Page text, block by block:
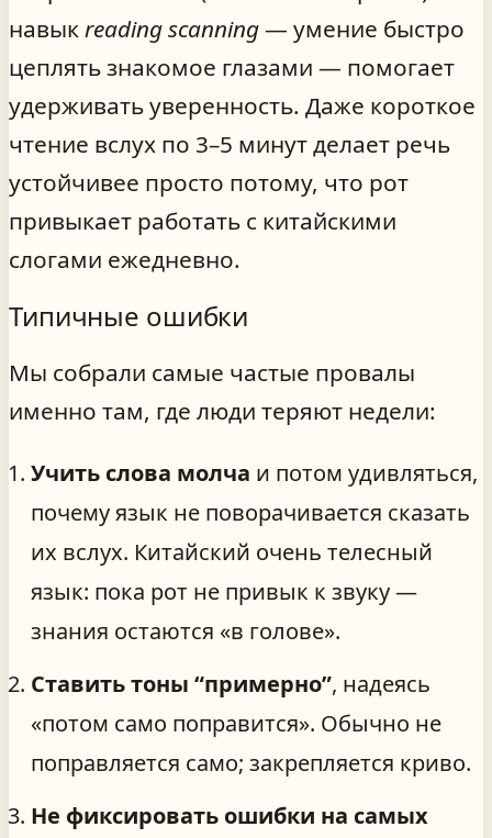
навыкreading scanning— умение быстро
цеплять знакомое глазами — помогает
удерживать уверенность. Даже короткое
чтение вслух по 3–5 минут делает речь
устойчивее просто потому, что рот
привыкает работать с китайскими
слогами ежедневно.
Типичные ошибки
Мы собрали самые частые провалы
именно там, где люди теряют недели:
Учить слова молча и потом удивляться,
почему язык не поворачивается сказать
их вслух. Китайский очень телесный
язык: пока рот не привык к звуку —
знания остаются «в голове».
Ставить тоны “примерно”, надеясь
«потом само поправится». Обычно не
поправляется само; закрепляется криво.
Не фиксировать ошибки на самых